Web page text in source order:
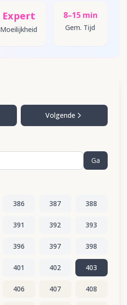
Expert
Moeilijkheid
8–15 min
Gem. Tijd
Volgende
Ga
386 387 388
391 392 393
396 397 398
401 402 403
406 407 408